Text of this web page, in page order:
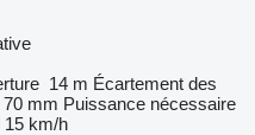
14 m Écartement des
70 mm Puissance nécessaire
15 km/h